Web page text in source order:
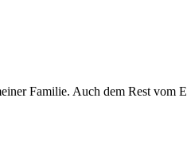
Familie. Auch dem Rest vom